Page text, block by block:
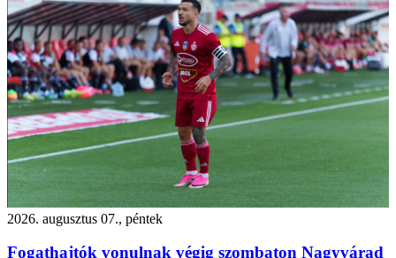
2026. augusztus 07., péntek
Fogathajtók vonulnak végig szombaton Nagyvárad